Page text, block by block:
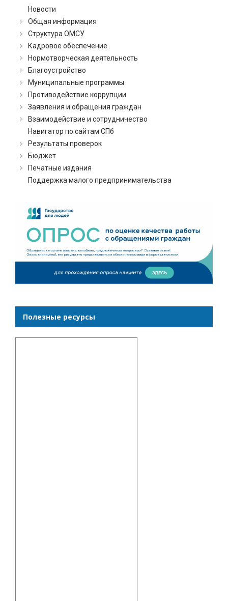
Новости
Общая информация
Структура ОМСУ
Кадровое обеспечение
Нормотворческая деятельность
Благоустройство
Муниципальные программы
Противодействие коррупции
Заявления и обращения граждан
Взаимодействие и сотрудничество
Навигатор по сайтам СПб
Результаты проверок
Бюджет
Печатные издания
Поддержка малого предпринимательства
Полезные ресурсы